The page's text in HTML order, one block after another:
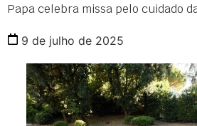
Papa celebra missa pelo cuidado
9 de julho de 2025